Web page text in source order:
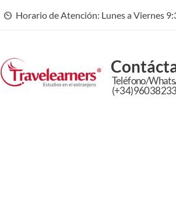
Horario de Atención: Lunes a Viernes
Teléfono/